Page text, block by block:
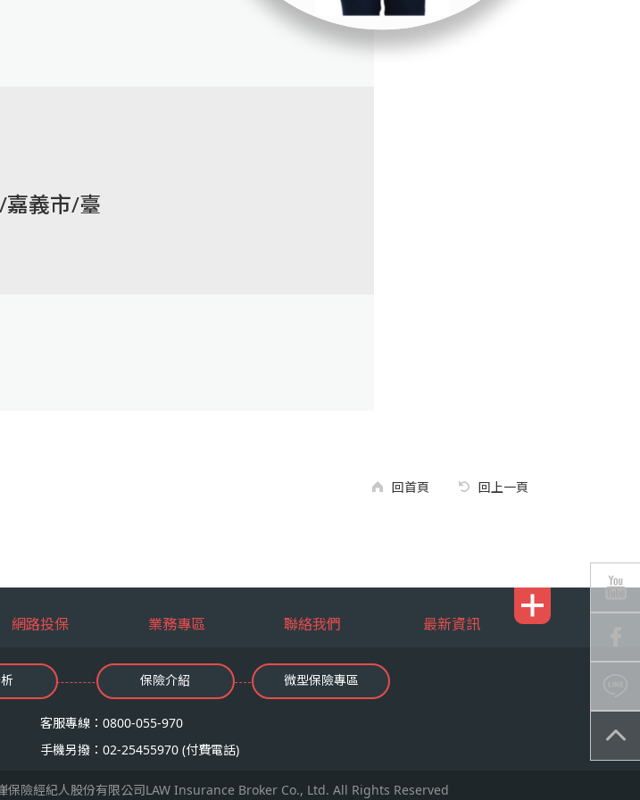
義市/臺
回首頁 回上一頁
網路投保 業務專區 聯絡我們 最新資訊
保險介紹 微型保險專區
客服專線：0800-055-970
手機另撥：02-25455970 (付費電話)
險經紀人股份有限公司LAW Insurance Broker Co., Ltd. All Rights Reserved